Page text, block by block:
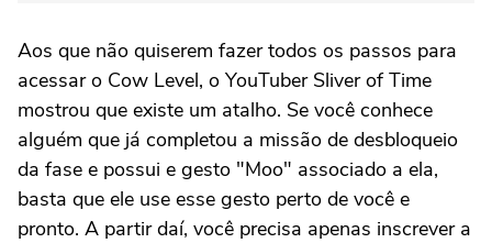
Aos que não quiserem fazer todos os passos para
acessar o Cow Level, o YouTuber Sliver of Time
mostrou que existe um atalho. Se você conhece
alguém que já completou a missão de desbloqueio
da fase e possui e gesto "Moo" associado a ela,
basta que ele use esse gesto perto de você e
pronto. A partir daí, você precisa apenas inscrever a